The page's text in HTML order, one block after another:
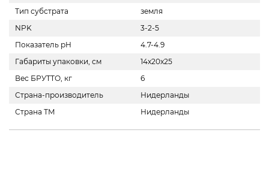
Тип субстрата
земля
NPK
3-2-5
Показатель pH
4.7-4.9
Габариты упаковки, см
14x20x25
Вес БРУТТО, кг
6
Страна-производитель
Нидерланды
Страна ТМ
Нидерланды